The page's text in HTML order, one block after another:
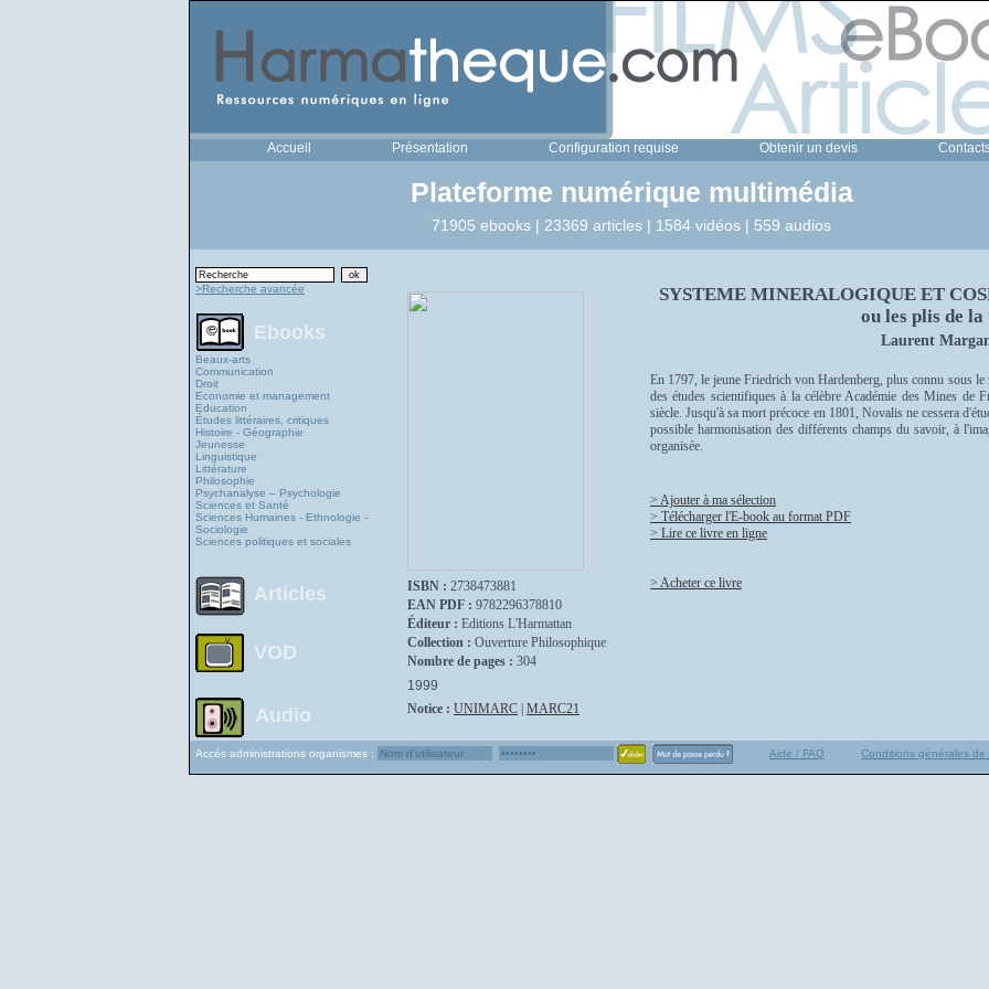
Accueil Présentation Configuration requise Obtenir un devis
Plateforme numérique multimédia
71905 ebooks | 23369 articles | 1584 vidéos | 559 audios
>Recherche avancée
Ebooks
Beaux-arts
Communication
Droit
Economie et management
Education
Études littéraires, critiques
Histoire - Géographie
Jeunesse
Linguistique
Littérature
Philosophie
Psychanalyse – Psychologie
Sciences et Santé
Sciences Humaines - Ethnologie -
Sociologie
Sciences politiques et sociales
Articles
VOD
Audio
ISBN : 2738473881
EAN PDF : 9782296378810
Éditeur : Editions L'Harmattan
Collection : Ouverture Philosophique
Nombre de pages : 304
1999
Notice : UNIMARC MARC21
SYSTEME MINERALOGIQUE ET
ou les plis de
Laurent
En 1797, le jeune Friedrich von Hardenberg, plus connu sous
des études scientifiques à la célèbre Académie des Mines
siècle. Jusqu'à sa mort précoce en 1801, Novalis ne cessera
possible harmonisation des différents champs du savoir, à
organisée.
> Ajouter à ma sélection
> Télécharger l'E-book au format PDF
> Lire ce livre en ligne
> Acheter ce livre
Accès administrations organismes : Aide / FAQ Conditions générales de